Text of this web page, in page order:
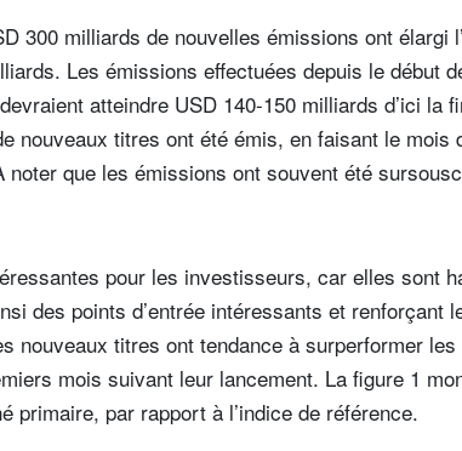
300 milliards de nouvelles émissions ont élargi
Les émissions effectuées depuis le début
atteindre USD 140-150 milliards d’ici la
nouveaux titres ont été émis, en faisant le mois
noter que les émissions ont souvent été
pour les investisseurs, car elles sont
des points d’entrée intéressants et renforçant
nouveaux titres ont tendance à surperformer
mois suivant leur lancement. La figure 1
primaire, par rapport à l’indice de référence.